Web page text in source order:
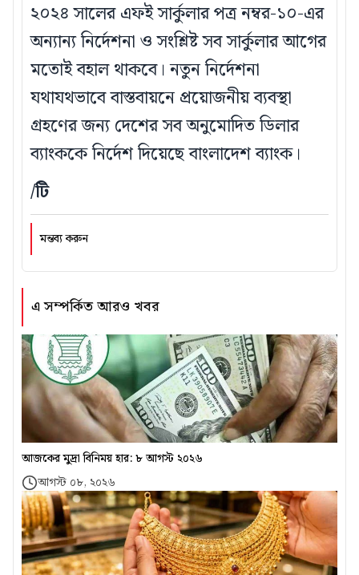
এ সম্পর্কিত আরও খবর
আজকের মুদ্রা বিনিময় হার: ৮ আগস্ট ২০২৬
আগস্ট ০৮, ২০২৬
২০২৪ সালের এফই সার্কুলার পত্র নম্বর-১০-এর
অন্যান্য নির্দেশনা ও সংশ্লিষ্ট সব সার্কুলার আগের
মতোই বহাল থাকবে। নতুন নির্দেশনা
যথাযথভাবে বাস্তবায়নে প্রয়োজনীয় ব্যবস্থা
গ্রহণের জন্য দেশের সব অনুমোদিত ডিলার
ব্যাংককে নির্দেশ দিয়েছে বাংলাদেশ ব্যাংক।
/টি
মন্তব্য করুন